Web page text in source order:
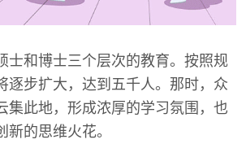
士和博士三个层次的教育。按照规
逐步扩大，达到五千人。那时，众
集此地，形成浓厚的学习氛围，也
的思维火花。